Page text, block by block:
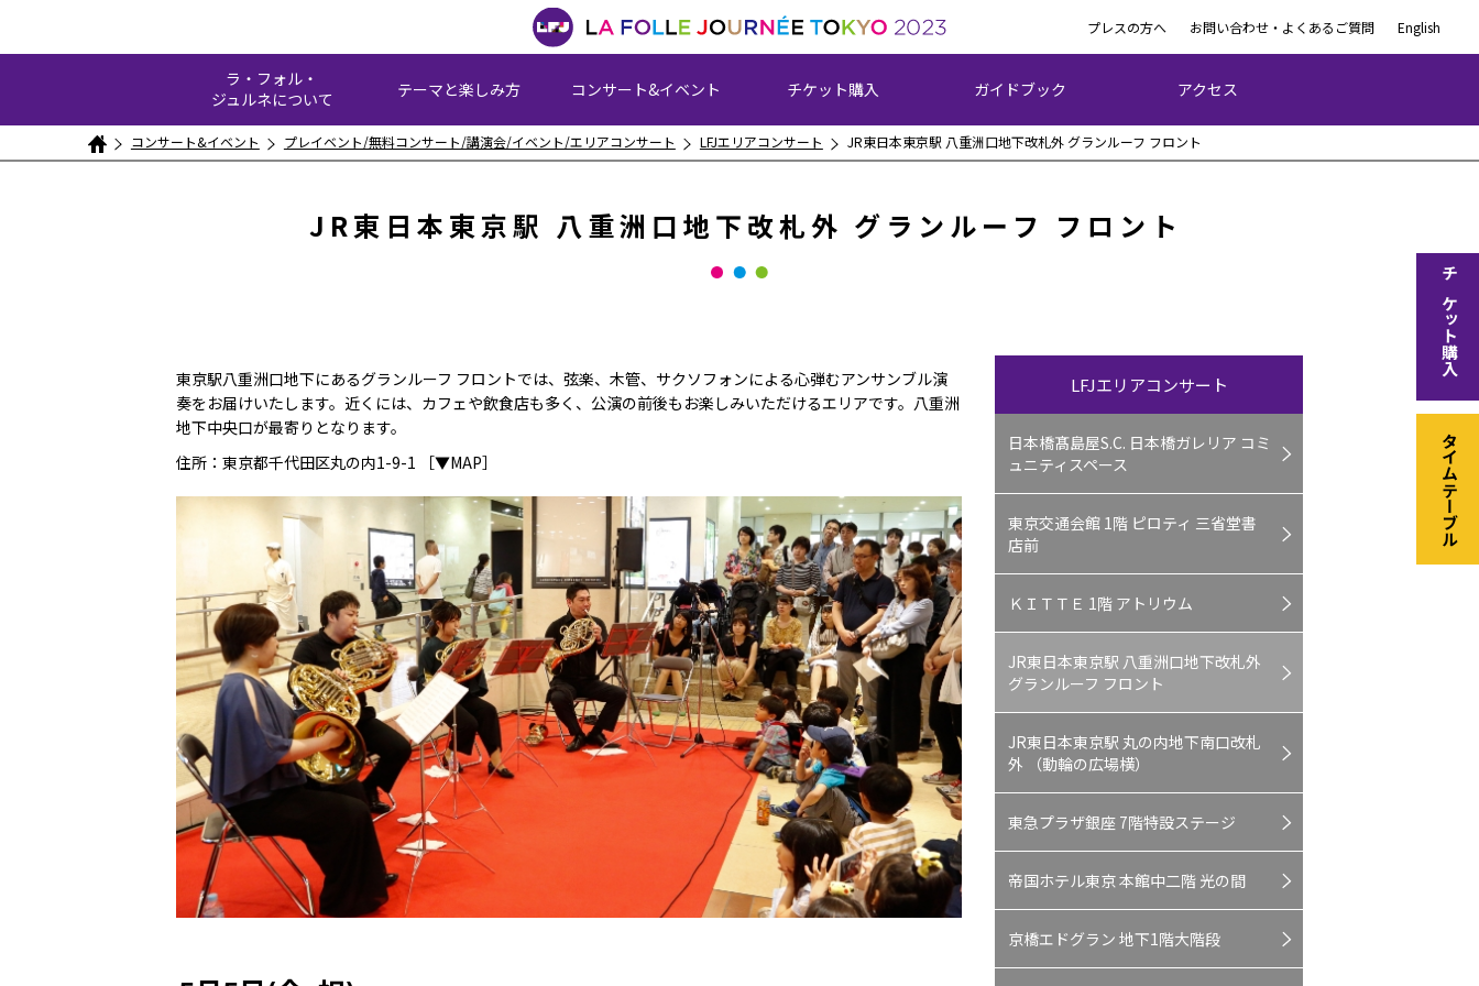
プレスの方へ お問い合わせ・よくあるご質問 English
ラ・フォル・
ジュルネについて
テーマと楽しみ方 コンサート&イベント チケット購入 ガイドブック アクセス
コンサート&イベント プレイベント/無料コンサート/講演会/イベント/エリアコンサート LFJエリアコンサート JR東日本東京駅 八重洲口地下改札外 グランルーフ フロント
JR東日本東京駅 八重洲口地下改札外 グランルーフ フロント
LFJエリアコンサート
日本橋髙島屋S.C. 日本橋ガレリア コミ
ュニティスペース
東京交通会館 1階 ピロティ 三省堂書
店前
ＫＩＴＴＥ 1階 アトリウム
JR東日本東京駅 八重洲口地下改札外
グランルーフ フロント
JR東日本東京駅 丸の内地下南口改札
外 （動輪の広場横）
東急プラザ銀座 7階特設ステージ
帝国ホテル東京 本館中二階 光の間
京橋エドグラン 地下1階大階段
東京駅八重洲口地下にあるグランルーフ フロントでは、弦楽、木管、サクソフォンによる心弾むアンサンブル演
奏をお届けいたします。近くには、カフェや飲食店も多く、公演の前後もお楽しみいただけるエリアです。八重洲
地下中央口が最寄りとなります。
住所：東京都千代田区丸の内1-9-1
［▼MAP］
チケット購入
タイムテーブル